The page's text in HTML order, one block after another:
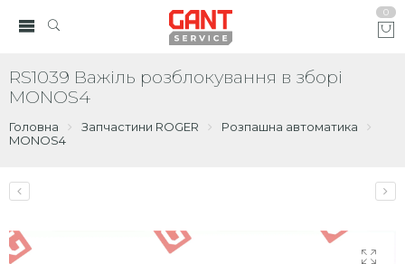
0
RS1039 Важіль розблокування в зборі
MONOS4
Головна Запчастини ROGER
Розпашна автоматика
MONOS4